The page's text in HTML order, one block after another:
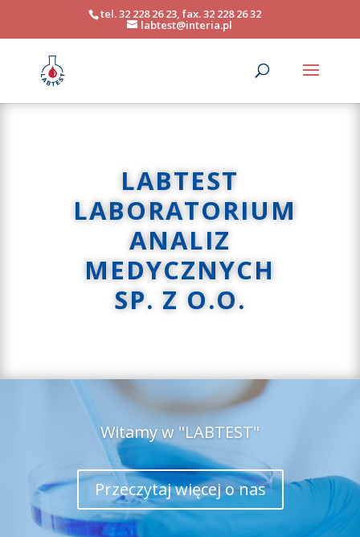
tel. 32 228 26 23, fax. 32 228 26 32
labtest@interia.pl
LABTEST
LABORATORIUM
ANALIZ
MEDYCZNYCH
SP. Z O.O.
Witamy w "LABTEST"
Przeczytaj więcej o nas